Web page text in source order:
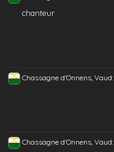
chanteur
Chassagne d'Onnens, Vaud:
Chassagne d'Onnens, Vaud: